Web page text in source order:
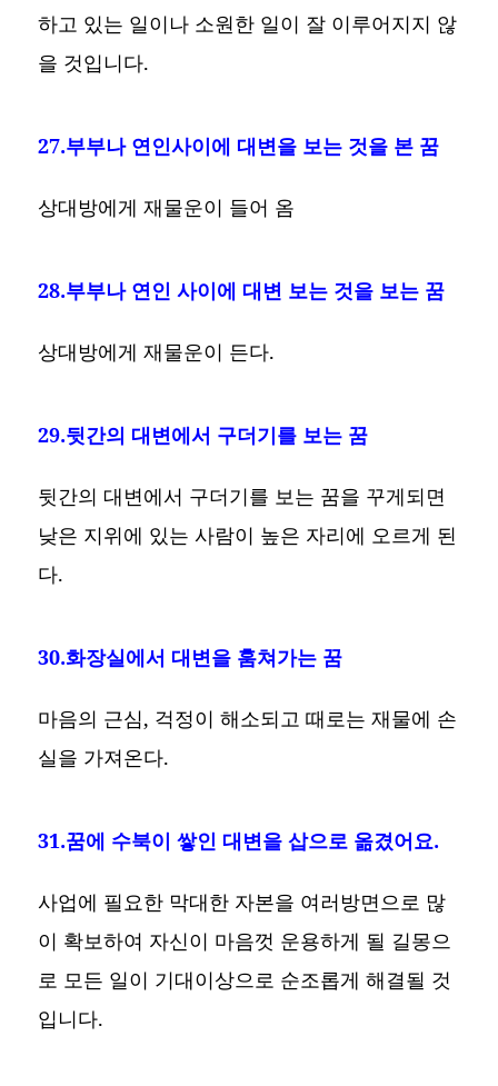
하고 있는 일이나 소원한 일이 잘 이루어지지 않
을 것입니다.
27.부부나 연인사이에 대변을 보는 것을 본 꿈
상대방에게 재물운이 들어 옴
28.부부나 연인 사이에 대변 보는 것을 보는 꿈
상대방에게 재물운이 든다.
29.뒷간의 대변에서 구더기를 보는 꿈
뒷간의 대변에서 구더기를 보는 꿈을 꾸게되면
낮은 지위에 있는 사람이 높은 자리에 오르게 된
다.
30.화장실에서 대변을 훔쳐가는 꿈
마음의 근심, 걱정이 해소되고 때로는 재물에 손
실을 가져온다.
31.꿈에 수북이 쌓인 대변을 삽으로 옮겼어요.
사업에 필요한 막대한 자본을 여러방면으로 많
이 확보하여 자신이 마음껏 운용하게 될 길몽으
로 모든 일이 기대이상으로 순조롭게 해결될 것
입니다.